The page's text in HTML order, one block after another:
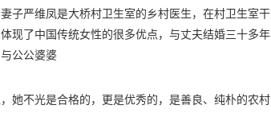
子严维凤是大桥村卫生室的乡村医生，在村卫生室干
现了中国传统女性的很多优点，与丈夫结婚三十多年
公公婆婆
她不光是合格的，更是优秀的，是善良、纯朴的农村